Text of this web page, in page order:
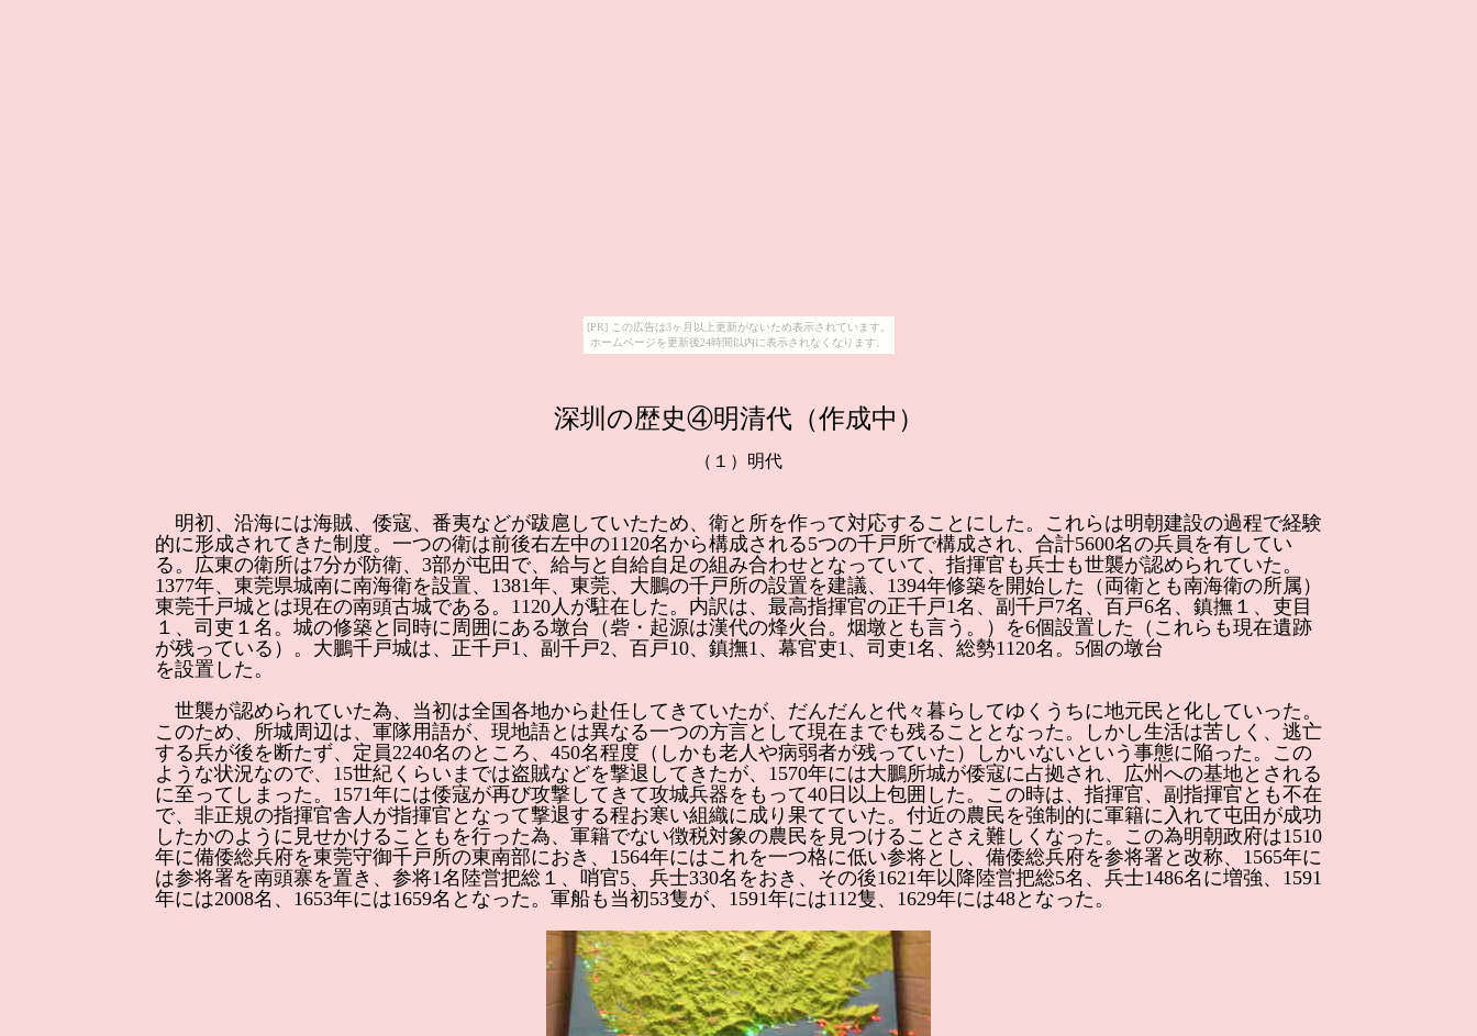
[PR] この広告は3ヶ月以上更新がないため表示されています。
ホームページを更新後24時間以内に表示されなくなります。
深圳の歴史④明清代（作成中）
（１）明代
明初、沿海には海賊、倭寇、番夷などが跋扈していたため、衛と所を作って対応することにした。これらは明朝建設の過程で経験
的に形成されてきた制度。一つの衛は前後右左中の1120名から構成される5つの千戸所で構成され、合計5600名の兵員を有してい
る。広東の衛所は7分が防衛、3部が屯田で、給与と自給自足の組み合わせとなっていて、指揮官も兵士も世襲が認められていた。
1377年、東莞県城南に南海衛を設置、1381年、東莞、大鵬の千戸所の設置を建議、1394年修築を開始した（両衛とも南海衛の所属）
東莞千戸城とは現在の南頭古城である。1120人が駐在した。内訳は、最高指揮官の正千戸1名、副千戸7名、百戸6名、鎮撫１、吏目
１、司吏１名。城の修築と同時に周囲にある墩台（砦・起源は漢代の烽火台。烟墩とも言う。）を6個設置した（これらも現在遺跡
が残っている）。大鵬千戸城は、正千戸1、副千戸2、百戸10、鎮撫1、幕官吏1、司吏1名、総勢1120名。5個の墩台
を設置した。
世襲が認められていた為、当初は全国各地から赴任してきていたが、だんだんと代々暮らしてゆくうちに地元民と化していった。
このため、所城周辺は、軍隊用語が、現地語とは異なる一つの方言として現在までも残ることとなった。しかし生活は苦しく、逃亡
する兵が後を断たず、定員2240名のところ、450名程度（しかも老人や病弱者が残っていた）しかいないという事態に陥った。この
ような状況なので、15世紀くらいまでは盗賊などを撃退してきたが、1570年には大鵬所城が倭寇に占拠され、広州への基地とされる
に至ってしまった。1571年には倭寇が再び攻撃してきて攻城兵器をもって40日以上包囲した。この時は、指揮官、副指揮官とも不在
で、非正規の指揮官舎人が指揮官となって撃退する程お寒い組織に成り果てていた。付近の農民を強制的に軍籍に入れて屯田が成功
したかのように見せかけることもを行った為、軍籍でない徴税対象の農民を見つけることさえ難しくなった。この為明朝政府は1510
年に備倭総兵府を東莞守御千戸所の東南部におき、1564年にはこれを一つ格に低い参将とし、備倭総兵府を参将署と改称、1565年に
は参将署を南頭寨を置き、参将1名陸営把総１、哨官5、兵士330名をおき、その後1621年以降陸営把総5名、兵士1486名に増強、1591
年には2008名、1653年には1659名となった。軍船も当初53隻が、1591年には112隻、1629年には48となった。